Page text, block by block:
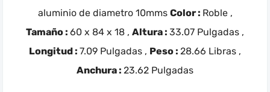
aluminio de diametro 10mms Color : Roble ,
Tamaño : 60 x 84 x 18 , Altura : 33.07 Pulgadas ,
Longitud : 7.09 Pulgadas , Peso : 28.66 Libras ,
Anchura : 23.62 Pulgadas